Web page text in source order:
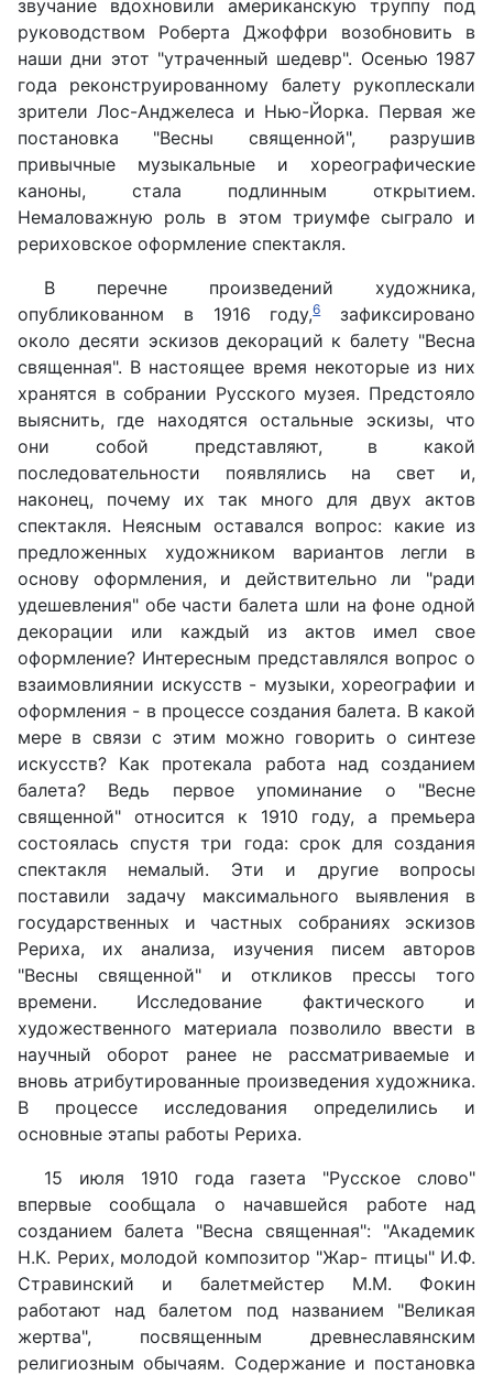
звучание вдохновили американскую труппу под
руководством Роберта Джоффри возобновить в
наши дни этот "утраченный шедевр". Осенью 1987
года реконструированному балету рукоплескали
зрители Лос-Анджелеса и Нью-Йорка. Первая же
постановка "Весны священной", разрушив
привычные музыкальные и хореографические
каноны, стала подлинным открытием.
Немаловажную роль в этом триумфе сыграло и
рериховское оформление спектакля.
В перечне произведений художника,
опубликованном в 1916 году,6зафиксировано
около десяти эскизов декораций к балету "Весна
священная". В настоящее время некоторые из них
хранятся в собрании Русского музея. Предстояло
выяснить, где находятся остальные эскизы, что
они собой представляют, в какой
последовательности появлялись на свет и,
наконец, почему их так много для двух актов
спектакля. Неясным оставался вопрос: какие из
предложенных художником вариантов легли в
основу оформления, и действительно ли "ради
удешевления" обе части балета шли на фоне одной
декорации или каждый из актов имел свое
оформление? Интересным представлялся вопрос о
взаимовлиянии искусств - музыки, хореографии и
оформления - в процессе создания балета. В какой
мере в связи с этим можно говорить о синтезе
искусств? Как протекала работа над созданием
балета? Ведь первое упоминание о "Весне
священной" относится к 1910 году, а премьера
состоялась спустя три года: срок для создания
спектакля немалый. Эти и другие вопросы
поставили задачу максимального выявления в
государственных и частных собраниях эскизов
Рериха, их анализа, изучения писем авторов
"Весны священной" и откликов прессы того
времени. Исследование фактического и
художественного материала позволило ввести в
научный оборот ранее не рассматриваемые и
вновь атрибутированные произведения художника.
В процессе исследования определились и
основные этапы работы Рериха.
15 июля 1910 года газета "Русское слово"
впервые сообщала о начавшейся работе над
созданием балета "Весна священная": "Академик
Н.К. Рерих, молодой композитор "Жар- птицы" И.Ф.
Стравинский и балетмейстер М.М. Фокин
работают над балетом под названием "Великая
жертва", посвященным древнеславянским
религиозным обычаям. Содержание и постановка